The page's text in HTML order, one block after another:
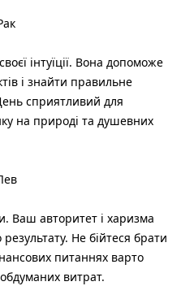
інтуїції. Вона допоможе
і знайти правильне
сприятливий для
на природі та душевних
Ваш авторитет і харизма
Не бійтеся брати
питаннях варто
витрат.